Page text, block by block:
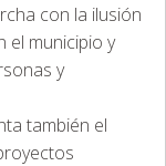
con la ilusión
el municipio y
y
también el